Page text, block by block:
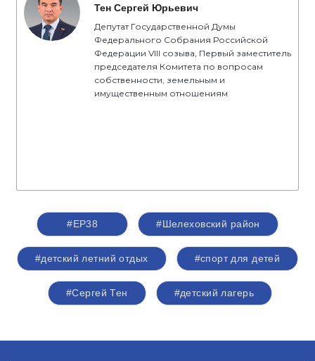
Тен Сергей Юрьевич
Депутат Государственной Думы
Федерального Собрания Российской
Федерации VIII созыва, Первый заместитель
председателя Комитета по вопросам
собственности, земельным и
имущественным отношениям
#ЕР38 #Шелеховский район
#детский летний отдых #спорт для детей
#Сергей Тен #детский лагерь